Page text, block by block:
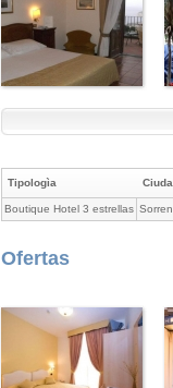
Tipologìa
Boutique Hotel 3 estrellas
Ofertas